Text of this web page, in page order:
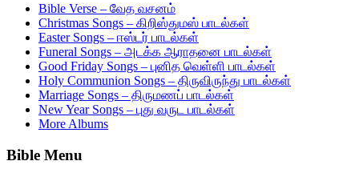
Bible Verse – வேத வசனம்
Christmas Songs – கிறிஸ்துமஸ் பாடல்கள்
Easter Songs – ஈஸ்டர் பாடல்கள்
Funeral Songs – அடக்க ஆராதனை பாடல்கள்
Good Friday Songs – புனித வெள்ளி பாடல்கள்
Holy Communion Songs – திருவிருந்து பாடல்கள்
Marriage Songs – திருமணப் பாடல்கள்
New Year Songs – புது வருட பாடல்கள்
More Albums
Bible Menu